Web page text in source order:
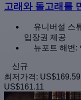
고래와 돌고래를
유니버설 스
입장권 제공
뉴포트 해변:
신규
최저가격: US$169.59
US$161.11